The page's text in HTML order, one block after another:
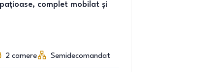
complet mobilat și
2 camere Semidecomandat